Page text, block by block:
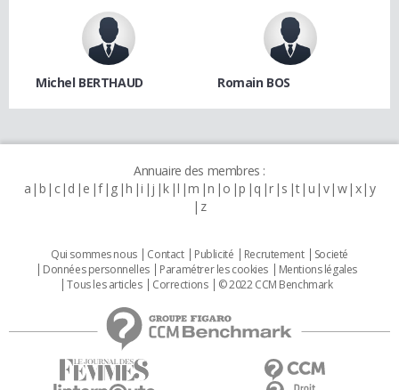
Michel BERTHAUD Romain BOS
Annuaire des membres :
a b c d e f g h i j k l m n o p q r s t u v w x y
z
Qui sommes nous Contact Publicité Recrutement
Societé
Données personnelles
Paramétrer les cookies
Mentions légales
Tous les articles
Corrections © 2022 CCM Benchmark